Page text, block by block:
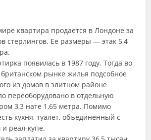
квартира продается в Лондоне за
стерлингов. Ее размеры — этак 5,4
появилась в 1987 году. Тогда во
рынке жилья подсобное
из домов в элитном районе
переоборудовано в отдельную
3,3 нате 1,65 метра. Помимо
кухня, туалет, объединенный с
реал-купе.